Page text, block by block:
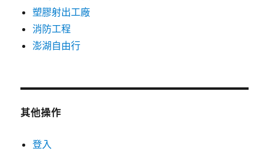
塑膠射出工廠
消防工程
澎湖自由行
其他操作
登入